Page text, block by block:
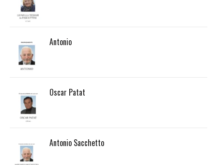
Antonio
Oscar Patat
Antonio Sacchetto